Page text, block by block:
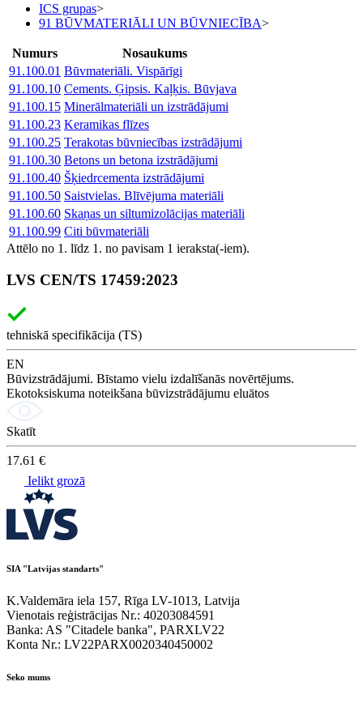
ICS grupas>
91 BŪVMATERIĀLI UN BŪVNIECĪBA>
Numurs
Nosaukums
91.100.01 Būvmateriāli. Vispārīgi
91.100.10 Cements. Ģipsis. Kaļķis. Būvjava
91.100.15 Minerālmateriāli un izstrādājumi
91.100.23 Keramikas flīzes
91.100.25 Terakotas būvniecības izstrādājumi
91.100.30 Betons un betona izstrādājumi
91.100.40 Šķiedrcementa izstrādājumi
91.100.50 Saistvielas. Blīvējuma materiāli
91.100.60 Skaņas un siltumizolācijas materiāli
91.100.99 Citi būvmateriāli
Attēlo no 1. līdz 1. no pavisam 1 ieraksta(-iem).
LVS CEN/TS 17459:2023
tehniskā specifikācija (TS)
EN
Būvizstrādājumi. Bīstamo vielu izdalīšanās novērtējums.
Ekotoksiskuma noteikšana būvizstrādājumu eluātos
Skatīt
17.61 €
Ielikt grozā
SIA "Latvijas standarts"
K.Valdemāra iela 157, Rīga LV-1013, Latvija
Vienotais reģistrācijas Nr.: 40203084591
Banka: AS "Citadele banka", PARXLV22
Konta Nr.: LV22PARX0020340450002
Seko mums